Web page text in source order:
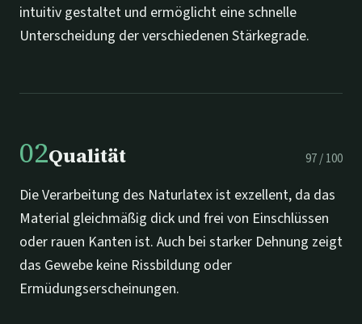
intuitiv gestaltet und ermöglicht eine schnelle
Unterscheidung der verschiedenen Stärkegrade.
02Qualität 97/100
Die Verarbeitung des Naturlatex ist exzellent, da das
Material gleichmäßig dick und frei von Einschlüssen
oder rauen Kanten ist. Auch bei starker Dehnung zeigt
das Gewebe keine Rissbildung oder
Ermüdungserscheinungen.